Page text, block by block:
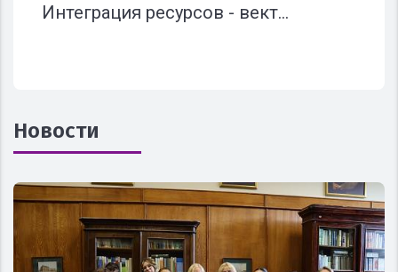
Интеграция ресурсов - вект...
Новости